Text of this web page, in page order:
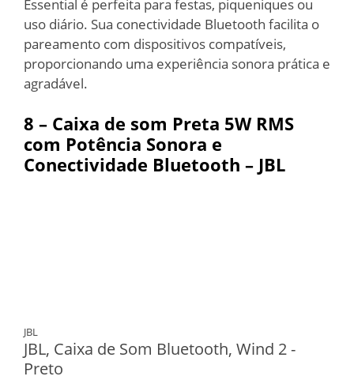
Essential é perfeita para festas, piqueniques ou
uso diário. Sua conectividade Bluetooth facilita o
pareamento com dispositivos compatíveis,
proporcionando uma experiência sonora prática e
agradável.
8 – Caixa de som Preta 5W RMS
com Potência Sonora e
Conectividade Bluetooth – JBL
JBL
JBL, Caixa de Som Bluetooth, Wind 2 -
Preto